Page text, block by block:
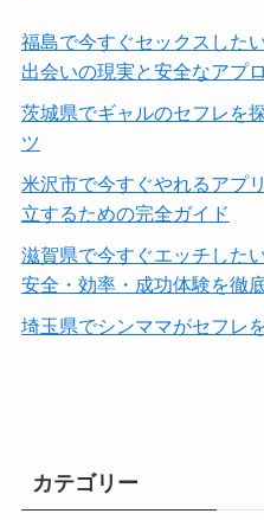
福島で今すぐセックスした
出会いの現実と安全なアプ
茨城県でギャルのセフレを
ツ
米沢市で今すぐやれるアプ
立するための完全ガイド
滋賀県で今すぐエッチした
安全・効率・成功体験を徹
埼玉県でシンママがセフレ
カテゴリー